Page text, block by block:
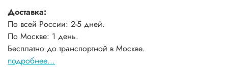
Доставка:
По всей России: 2-5 дней.
По Москве: 1 день.
Бесплатно до транспортной в Москве.
подробнее...